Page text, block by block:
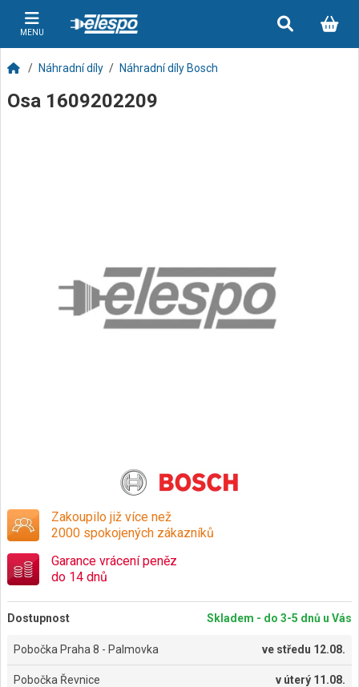
MENU
Náhradní díly Náhradní díly Bosch
Osa 1609202209
Zakoupilo již více než
2000 spokojených zákazníků
Garance vrácení peněz
do 14 dnů
Dostupnost Skladem - do 3-5 dnů u Vás
Pobočka Praha 8 - Palmovka ve středu 12.08.
Pobočka Řevnice v úterý 11.08.